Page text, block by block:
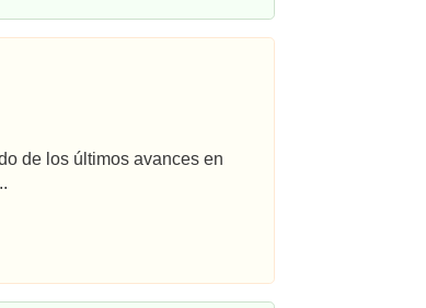
de los últimos avances en